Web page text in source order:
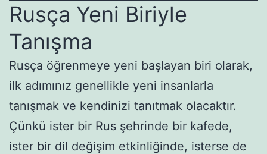
Rusça Yeni Biriyle
Tanışma
Rusça öğrenmeye yeni başlayan biri olarak,
ilk adımınız genellikle yeni insanlarla
tanışmak ve kendinizi tanıtmak olacaktır.
Çünkü ister bir Rus şehrinde bir kafede,
ister bir dil değişim etkinliğinde, isterse de